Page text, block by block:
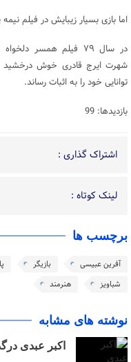
اما بازی بسیار زیبایش در فیلم نیمه
در سال ۷۹ فیلم
توانایی خود را به اثبات رساند.
بازدیدها: 99
اشتراک گذاری :
لینک کوتاه :
برچسب ها
آفرین عبیسی بازیگر
شباویز
هنرمند
نوشته های مشابه
اکبر عبدی